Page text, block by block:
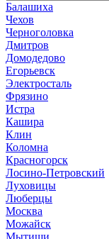
Балашиха
Чехов
Черноголовка
Дмитров
Домодедово
Егорьевск
Электросталь
Фрязино
Истра
Кашира
Клин
Коломна
Красногорск
Лосино-Петровский
Луховицы
Люберцы
Москва
Можайск